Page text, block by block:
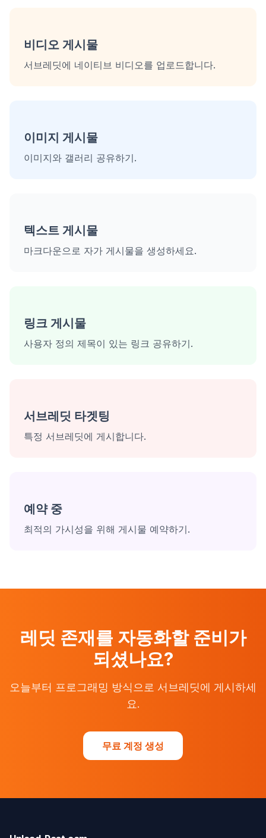
비디오 게시물
서브레딧에 네이티브 비디오를 업로드합니다.
이미지 게시물
이미지와 갤러리 공유하기.
텍스트 게시물
마크다운으로 자가 게시물을 생성하세요.
링크 게시물
사용자 정의 제목이 있는 링크 공유하기.
서브레딧 타겟팅
특정 서브레딧에 게시합니다.
예약 중
최적의 가시성을 위해 게시물 예약하기.
레딧 존재를 자동화할 준비가
되셨나요?
오늘부터 프로그래밍 방식으로 서브레딧에 게시하세
요.
무료 계정 생성